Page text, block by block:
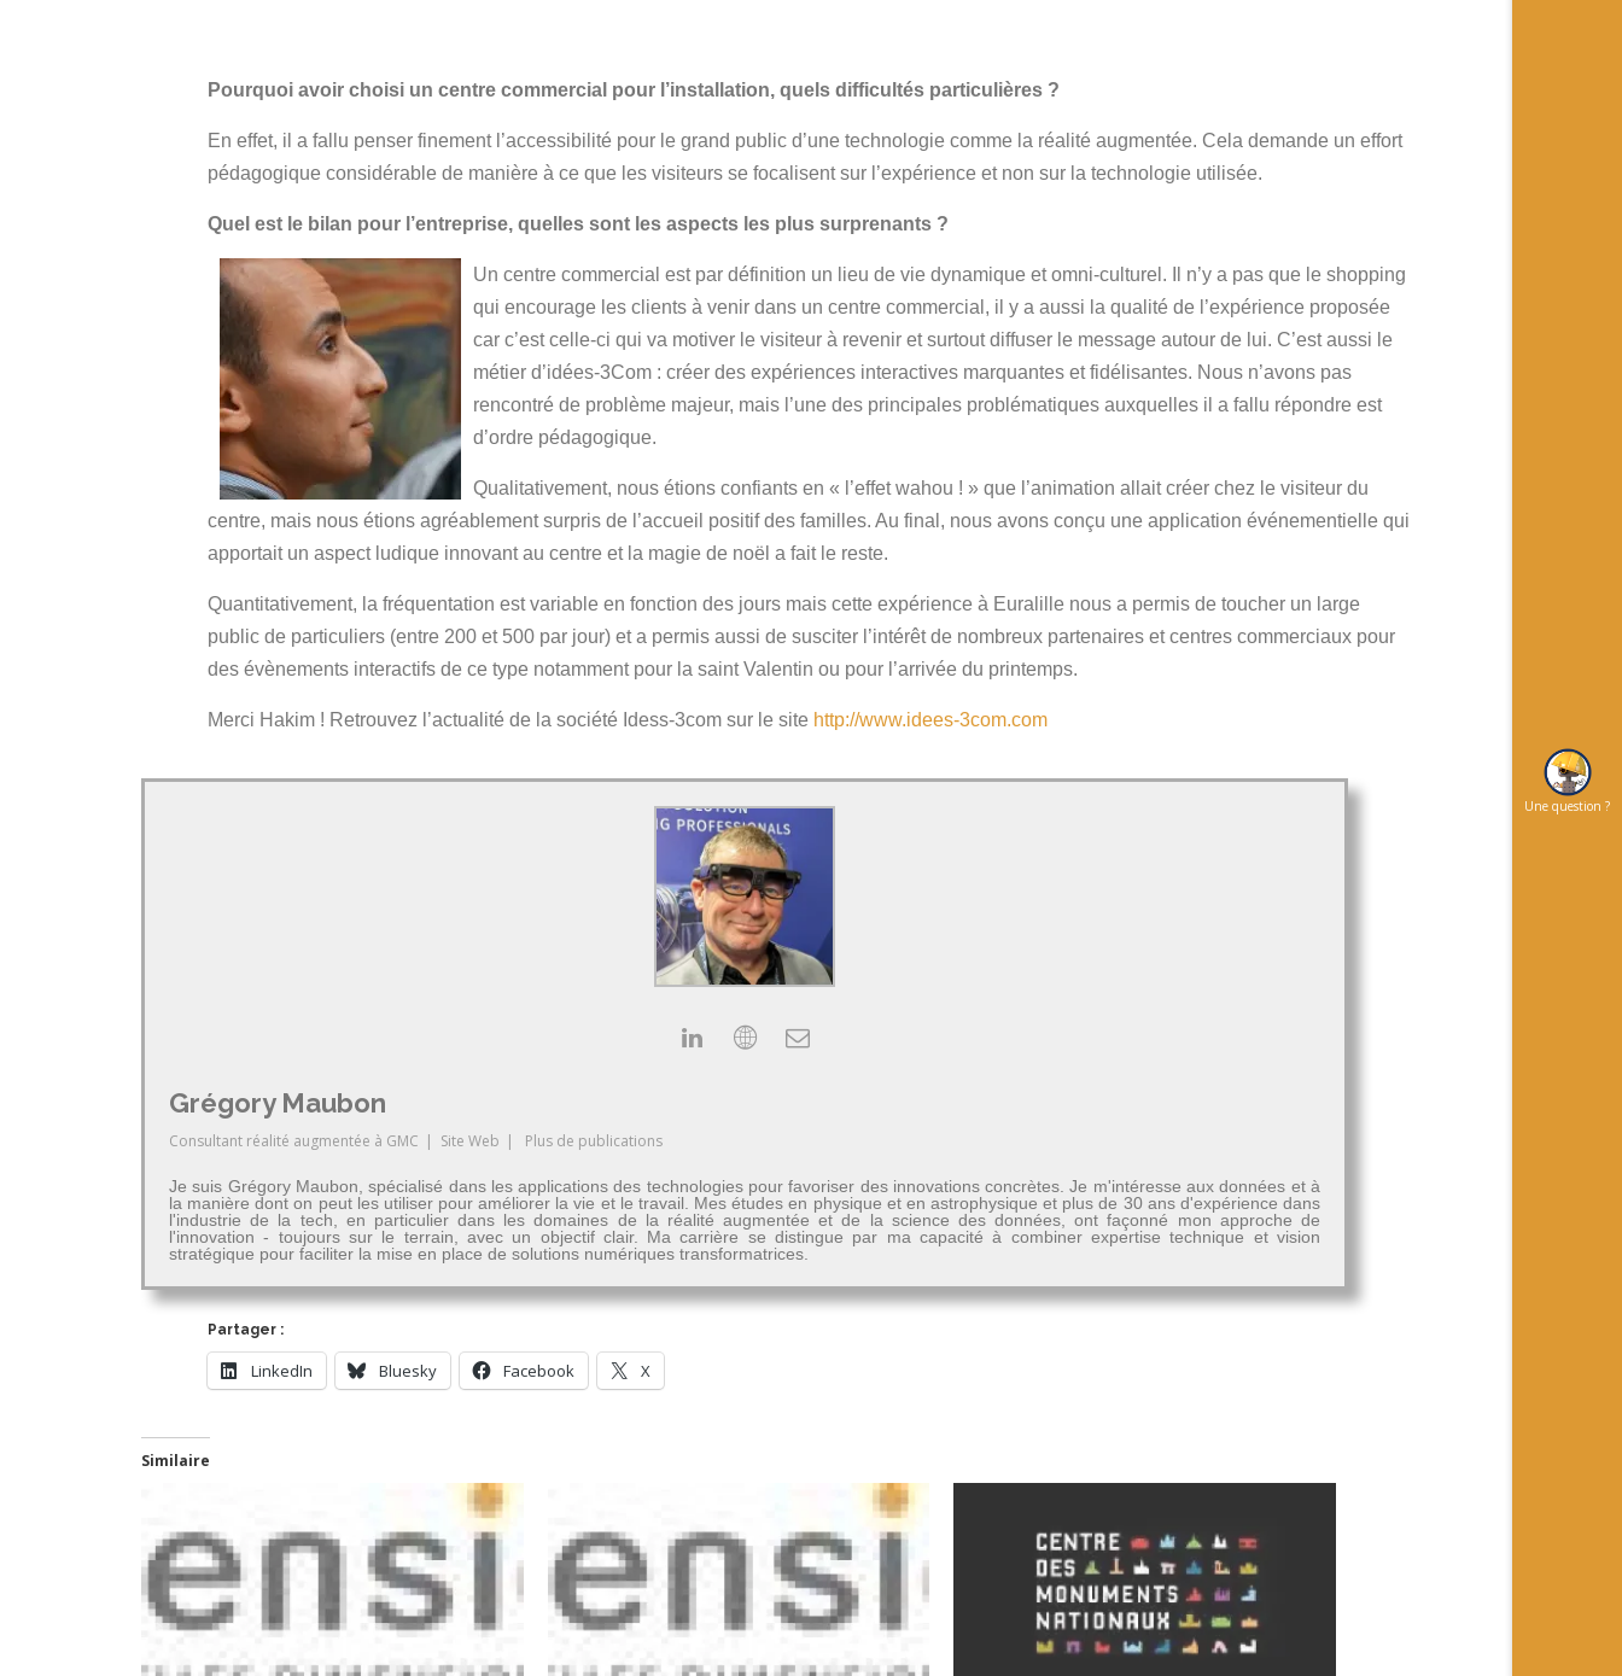
Pourquoi avoir choisi un centre commercial pour l’installation, quels difficultés particulières ?
En effet, il a fallu penser finement l’accessibilité pour le grand public d’une technologie comme la réalité augmentée. Cela demande un effort
pédagogique considérable de manière à ce que les visiteurs se focalisent sur l’expérience et non sur la technologie utilisée.
Quel est le bilan pour l’entreprise, quelles sont les aspects les plus surprenants ?
Un centre commercial est par définition un lieu de vie dynamique et omni-culturel. Il n’y a pas que le shopping
qui encourage les clients à venir dans un centre commercial, il y a aussi la qualité de l’expérience proposée
car c’est celle-ci qui va motiver le visiteur à revenir et surtout diffuser le message autour de lui. C’est aussi le
métier d’idées-3Com : créer des expériences interactives marquantes et fidélisantes. Nous n’avons pas
rencontré de problème majeur, mais l’une des principales problématiques auxquelles il a fallu répondre est
d’ordre pédagogique.
Qualitativement, nous étions confiants en « l’effet wahou ! » que l’animation allait créer chez le visiteur du
centre, mais nous étions agréablement surpris de l’accueil positif des familles. Au final, nous avons conçu une application événementielle qui
apportait un aspect ludique innovant au centre et la magie de noël a fait le reste.
Quantitativement, la fréquentation est variable en fonction des jours mais cette expérience à Euralille nous a permis de toucher un large
public de particuliers (entre 200 et 500 par jour) et a permis aussi de susciter l’intérêt de nombreux partenaires et centres commerciaux pour
des évènements interactifs de ce type notamment pour la saint Valentin ou pour l’arrivée du printemps.
Merci Hakim ! Retrouvez l’actualité de la société Idess-3com sur le site http://www.idees-3com.com
Grégory Maubon
Consultant réalité augmentée à GMC | Site Web | Plus de publications
Je suis Grégory Maubon, spécialisé dans les applications des technologies pour favoriser des innovations concrètes. Je m'intéresse aux données et à
la manière dont on peut les utiliser pour améliorer la vie et le travail. Mes études en physique et en astrophysique et plus de 30 ans d'expérience dans
l'industrie de la tech, en particulier dans les domaines de la réalité augmentée et de la science des données, ont façonné mon approche de
l'innovation - toujours sur le terrain, avec un objectif clair. Ma carrière se distingue par ma capacité à combiner expertise technique et vision
stratégique pour faciliter la mise en place de solutions numériques transformatrices.
Partager :
LinkedIn Bluesky Facebook X
Similaire
Une question ?